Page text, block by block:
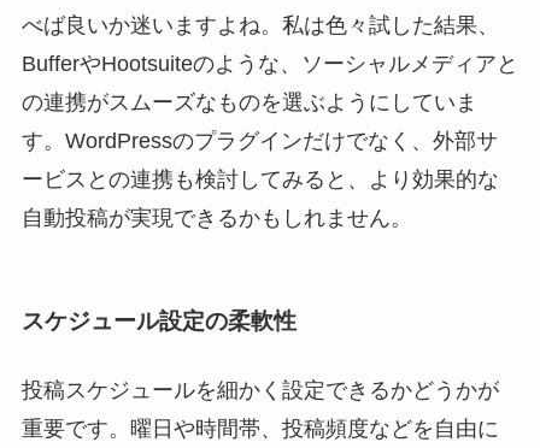
べば良いか迷いますよね。私は色々試した結果、
BufferやHootsuiteのような、ソーシャルメディアと
の連携がスムーズなものを選ぶようにしていま
す。WordPressのプラグインだけでなく、外部サ
ービスとの連携も検討してみると、より効果的な
自動投稿が実現できるかもしれません。
スケジュール設定の柔軟性
投稿スケジュールを細かく設定できるかどうかが
重要です。曜日や時間帯、投稿頻度などを自由に